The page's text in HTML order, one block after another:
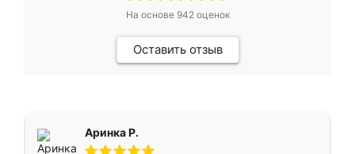
На основе 942оценок
Оставить отзыв
Аринка Р.